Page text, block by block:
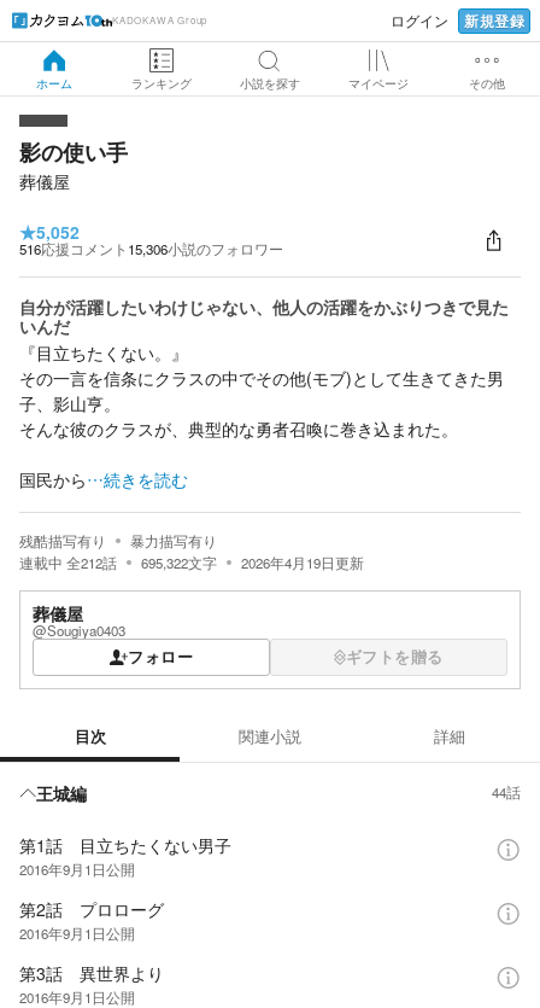
KADOKAWA Group ログイン 新規登録
ホーム ランキング 小説を探す マイページ その他
影の使い手
葬儀屋
★5,052
516応援コメント 15,306小説のフォロワー
自分が活躍したいわけじゃない、他人の活躍をかぶりつきで見た
いんだ
『目立ちたくない。』
その一言を信条にクラスの中でその他(モブ)として生きてきた男
子、影山亨。
そんな彼のクラスが、典型的な勇者召喚に巻き込まれた。
国民から…続きを読む
残酷描写有り
暴力描写有り
連載中 全212話 695,322文字 2026年4月19日更新
葬儀屋
@Sougiya0403
フォロー ギフトを贈る
目次 関連小説 詳細
王城編 44話
第1話 目立ちたくない男子
2016年9月1日公開
第2話 プロローグ
2016年9月1日公開
第3話 異世界より
2016年9月1日公開